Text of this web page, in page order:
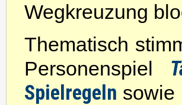
Wegkreuzung
Thematisch
Personenspiel
Spielregeln sowie